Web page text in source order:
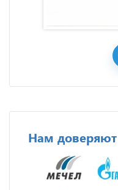
Нам доверяют